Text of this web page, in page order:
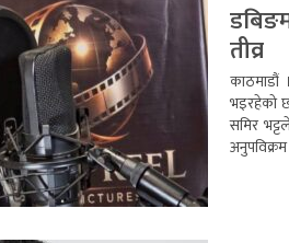
तीव्र
भइरहेको
समिर
अनुपविक्रम